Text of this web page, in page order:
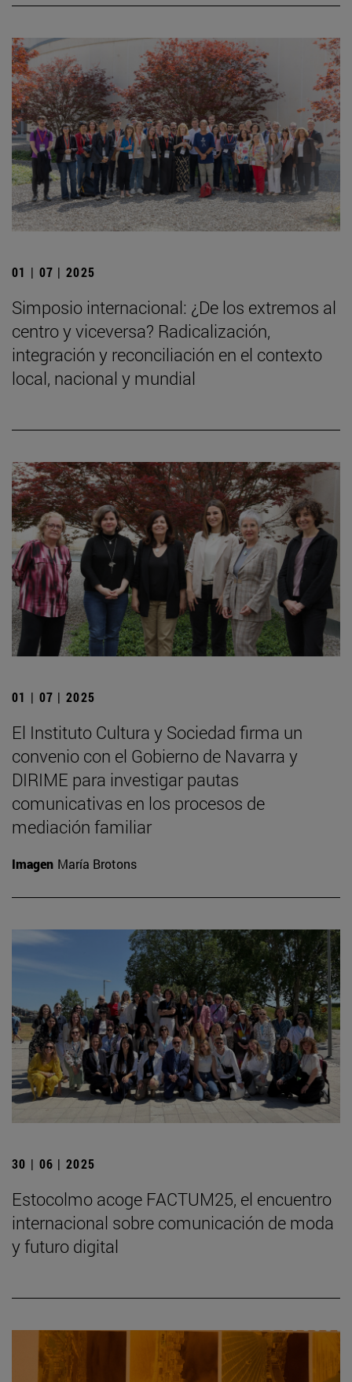
01 | 07 | 2025
Simposio internacional: ¿De los extremos al
centro y viceversa? Radicalización,
integración y reconciliación en el contexto
local, nacional y mundial
01 | 07 | 2025
El Instituto Cultura y Sociedad firma un
convenio con el Gobierno de Navarra y
DIRIME para investigar pautas
comunicativas en los procesos de
mediación familiar
Imagen María Brotons
30 | 06 | 2025
Estocolmo acoge FACTUM25, el encuentro
internacional sobre comunicación de moda
y futuro digital